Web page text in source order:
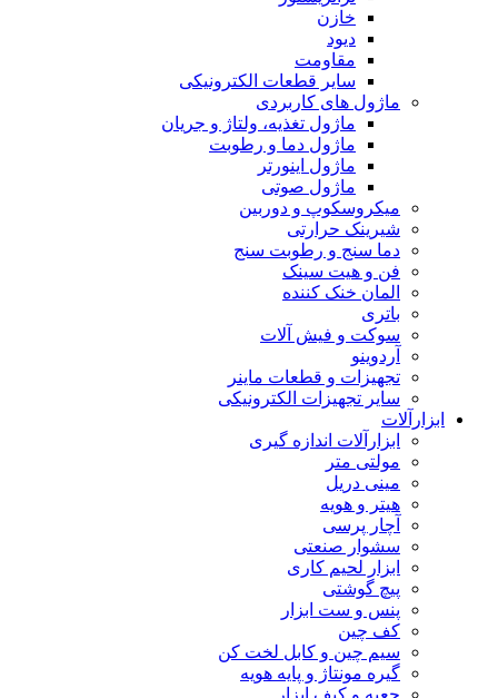
خازن
دیود
مقاومت
سایر قطعات الکترونیکی
ماژول های کاربردی
ماژول تغذیه، ولتاژ و جریان
ماژول دما و رطوبت
ماژول اینورتر
ماژول صوتی
میکروسکوپ و دوربین
شیرینک حرارتی
دما سنج و رطوبت سنج
فن و هیت سینک
المان خنک کننده
باتری
سوکت و فیش آلات
آردوینو
تجهیزات و قطعات ماینر
سایر تجهیزات الکترونیکی
ابزارآلات
ابزارآلات اندازه گیری
مولتی متر
مینی دریل
هیتر و هویه
آچار پرسی
سشوار صنعتی
ابزار لحیم کاری
پیچ گوشتی
پنس و ست ابزار
کف چین
سیم چین و کابل لخت کن
گیره مونتاژ و پایه هویه
جعبه و کیف ابزار